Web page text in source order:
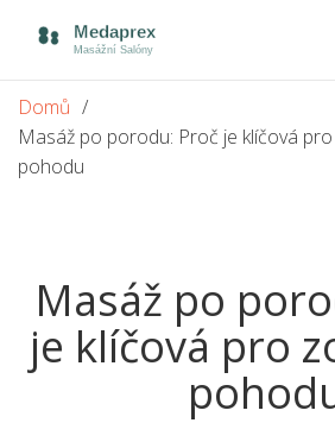
Domů
Masáž po porodu: Proč je klíčová
pohodu
Masáž po
je klíčová pro